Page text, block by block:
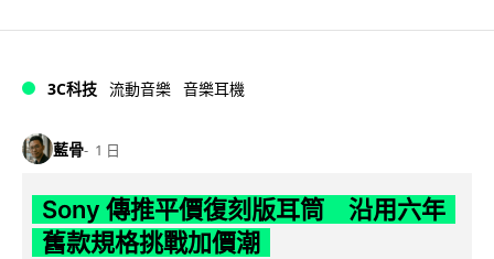
3C科技 流動音樂 音樂耳機
藍骨 1 日
Sony 傳推平價復刻版耳筒 沿用六年
舊款規格挑戰加價潮